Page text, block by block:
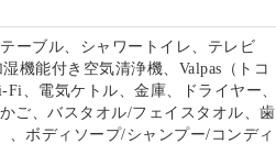
ーブル、シャワートイレ、テレビ
機能付き空気清浄機、Valpas（トコ
、電気ケトル、金庫、ドライヤー、
ご、バスタオル/フェイスタオル、歯
ボディソープ/シャンプー/コンディ